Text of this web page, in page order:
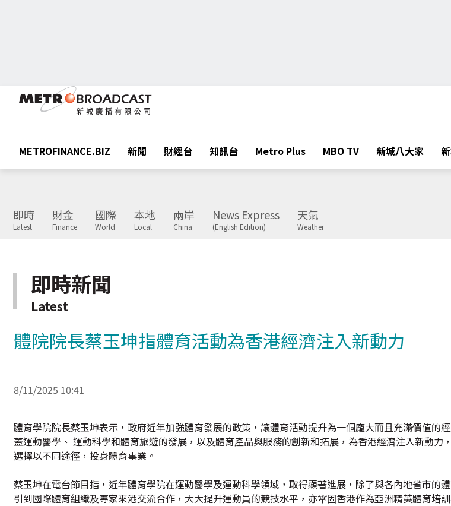
METROFINANCE.BIZ 新聞 財經台 知訊台 Metro Plus MBO TV 新城八大家
即時
Latest
財金
Finance
國際
World
本地
Local
兩岸
China
News Express
(English Edition)
天氣
Weather
即時新聞
Latest
體院院長蔡玉坤指體育活動為香港經濟注入新動力
8/11/2025 10:41
體育學院院長蔡玉坤表示，政府近年加強體育發展的政策，讓體育活動提升為一個龐大而且充滿價值的
蓋運動醫學、 運動科學和體育旅遊的發展，以及體育產品與服務的創新和拓展，為香港經濟注入新動力
選擇以不同途徑，投身體育事業。
蔡玉坤在電台節目指，近年體育學院在運動醫學及運動科學領域，取得顯著進展，除了與各內地省市的
引到國際體育組織及專家來港交流合作，大大提升運動員的競技水平，亦鞏固香港作為亞洲精英體育培